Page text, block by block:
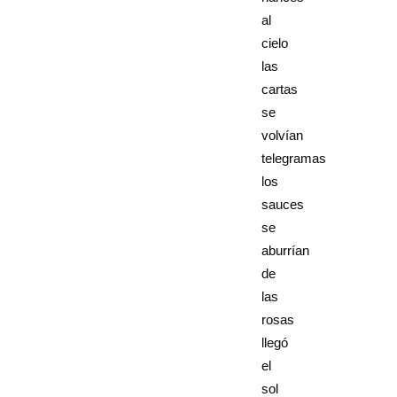
al
cielo
las
cartas
se
volvían
telegramas
los
sauces
se
aburrían
de
las
rosas
llegó
el
sol